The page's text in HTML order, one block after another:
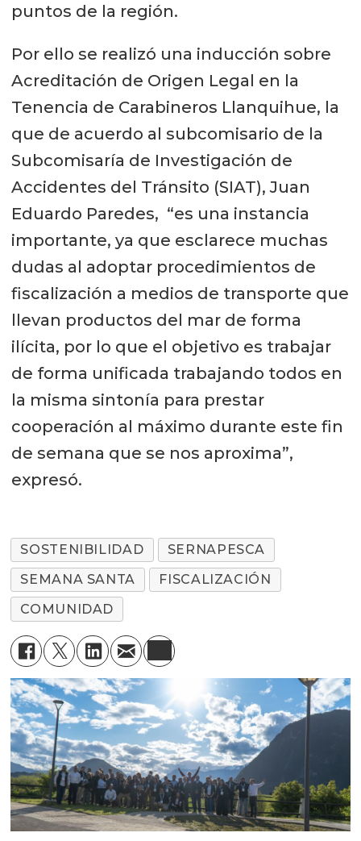
puntos de la región.
Por ello se realizó una inducción sobre
Acreditación de Origen Legal en la
Tenencia de Carabineros Llanquihue, la
que de acuerdo al subcomisario de la
Subcomisaría de Investigación de
Accidentes del Tránsito (SIAT), Juan
Eduardo Paredes, “es una instancia
importante, ya que esclarece muchas
dudas al adoptar procedimientos de
fiscalización a medios de transporte que
llevan productos del mar de forma
ilícita, por lo que el objetivo es trabajar
de forma unificada trabajando todos en
la misma sintonía para prestar
cooperación al máximo durante este fin
de semana que se nos aproxima”,
expresó.
SOSTENIBILIDAD
SERNAPESCA
SEMANA SANTA
FISCALIZACIÓN
COMUNIDAD